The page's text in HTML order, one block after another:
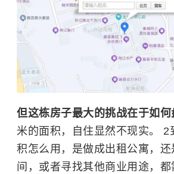
但这栋房子最大的挑战在于如何
米的面积，自住显然不现实。 2
积怎么用，是做成出租公寓，
间，或者寻找其他商业用途，